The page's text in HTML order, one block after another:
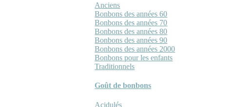
Anciens
Bonbons des années 60
Bonbons des années 70
Bonbons des années 80
Bonbons des années 90
Bonbons des années 2000
Bonbons pour les enfants
Traditionnels
Goût de bonbons
Acidulés